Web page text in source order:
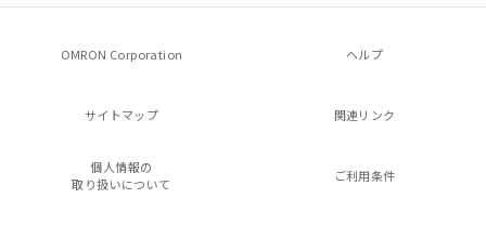
OMRON Corporation ヘルプ
サイトマップ 関連リンク
個人情報の
取り扱いについて
ご利用条件